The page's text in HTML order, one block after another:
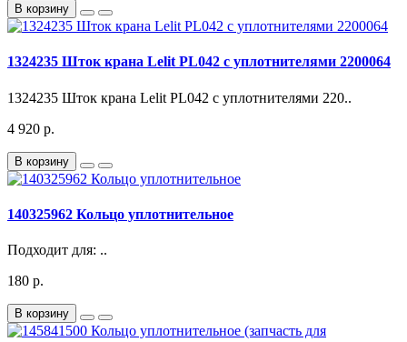
В корзину
1324235 Шток крана Lelit PL042 c уплотнителями 2200064
1324235 Шток крана Lelit PL042 c уплотнителями 220..
4 920 р.
В корзину
140325962 Кольцо уплотнительное
Подходит для: ..
180 р.
В корзину